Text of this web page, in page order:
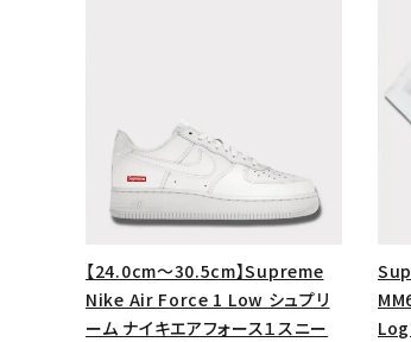
キーワードから探す
【24.0cm～30.5cm】Supreme
Nike Air Force 1 Low シュプリ
ーム ナイキエアフォース１スニー